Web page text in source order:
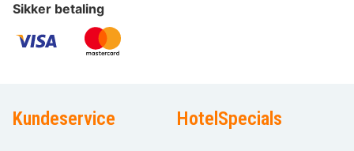
Sikker betaling
Kundeservice HotelSpecials